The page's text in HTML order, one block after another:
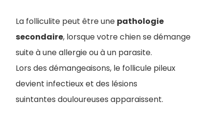
La folliculite peut être une pathologie
secondaire, lorsque votre chien se démange
suite à une allergie ou à un parasite.
Lors des démangeaisons, le follicule pileux
devient infectieux et des lésions
suintantes douloureuses apparaissent.